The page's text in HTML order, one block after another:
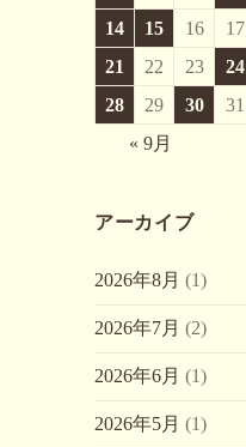
14
15 16 17
21
22 23 24
28
29 30
31
« 9月
アーカイブ
2026年8月 (1)
2026年7月 (2)
2026年6月 (1)
2026年5月 (1)